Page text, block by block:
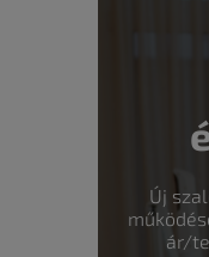
Új
ár/